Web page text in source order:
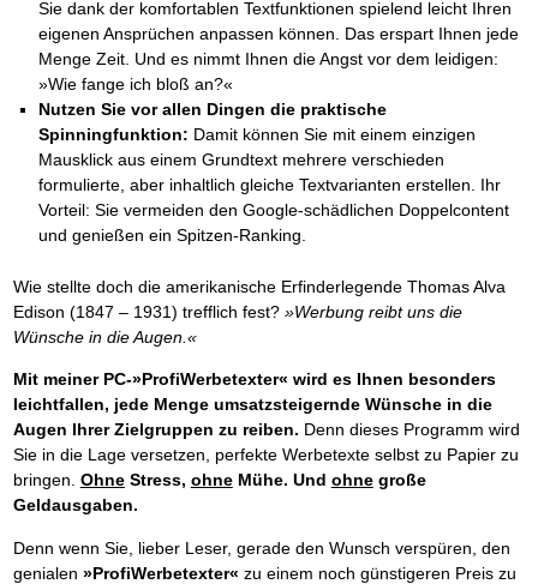
Sie dank der komfortablen Textfunktionen spielend leicht Ihren
eigenen Ansprüchen anpassen können. Das erspart Ihnen jede
Menge Zeit. Und es nimmt Ihnen die Angst vor dem leidigen:
»Wie fange ich bloß an?«
Nutzen Sie vor allen Dingen die praktische
Spinningfunktion: Damit können Sie mit einem einzigen
Mausklick aus einem Grundtext mehrere verschieden
formulierte, aber inhaltlich gleiche Textvarianten erstellen. Ihr
Vorteil: Sie vermeiden den Google-schädlichen Doppelcontent
und genießen ein Spitzen-Ranking.
Wie stellte doch die amerikanische Erfinderlegende Thomas Alva
Edison (1847 – 1931) trefflich fest? »Werbung reibt uns die
Wünsche in die Augen.«
Mit meiner PC-»ProfiWerbetexter« wird es Ihnen besonders
leichtfallen, jede Menge umsatzsteigernde Wünsche in die
Augen Ihrer Zielgruppen zu reiben. Denn dieses Programm wird
Sie in die Lage versetzen, perfekte Werbetexte selbst zu Papier zu
bringen. OhneStress, ohneMühe. Und ohnegroße
Geldausgaben.
Denn wenn Sie, lieber Leser, gerade den Wunsch verspüren, den
genialen »ProfiWerbetexter« zu einem noch günstigeren Preis zu